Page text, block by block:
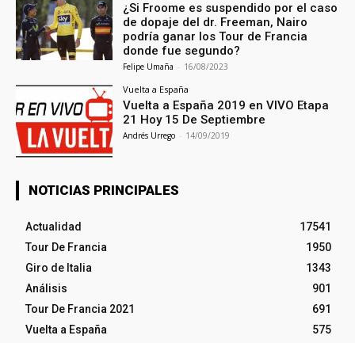
¿Si Froome es suspendido por el caso
de dopaje del dr. Freeman, Nairo
podría ganar los Tour de Francia
donde fue segundo?
Felipe Umaña - 16/08/2023
Vuelta a España
Vuelta a España 2019 en VIVO Etapa
21 Hoy 15 De Septiembre
Andrés Urrego - 14/09/2019
NOTICIAS PRINCIPALES
Actualidad
17541
Tour De Francia
1950
Giro de Italia
1343
Análisis
901
Tour De Francia 2021
691
Vuelta a España
575